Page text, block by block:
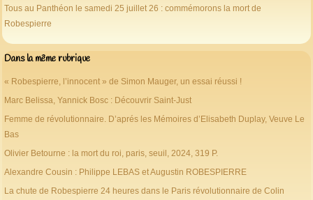
Tous au Panthéon le samedi 25 juillet 26 : commémorons la mort de
Robespierre
Dans la même rubrique
« Robespierre, l’innocent » de Simon Mauger, un essai réussi !
Marc Belissa, Yannick Bosc : Découvrir Saint-Just
Femme de révolutionnaire. D’aprés les Mémoires d’Elisabeth Duplay, Veuve Le
Bas
Olivier Betourne : la mort du roi, paris, seuil, 2024, 319 P.
Alexandre Cousin : Philippe LEBAS et Augustin ROBESPIERRE
La chute de Robespierre 24 heures dans le Paris révolutionnaire de Colin